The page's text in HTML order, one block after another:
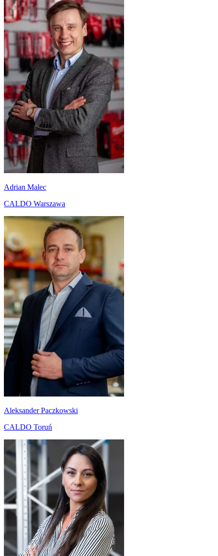
Adrian Malec
CALDO Warszawa
Aleksander Paczkowski
CALDO Toruń